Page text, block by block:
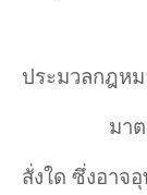
ประมวลกฎห
มา
สั่งใด ซึ่งอาจ